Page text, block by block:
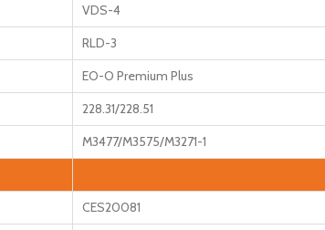
VDS-4
RLD-3
EO-O Premium Plus
228.31/228.51
M3477/M3575/M3271-1
CES20081